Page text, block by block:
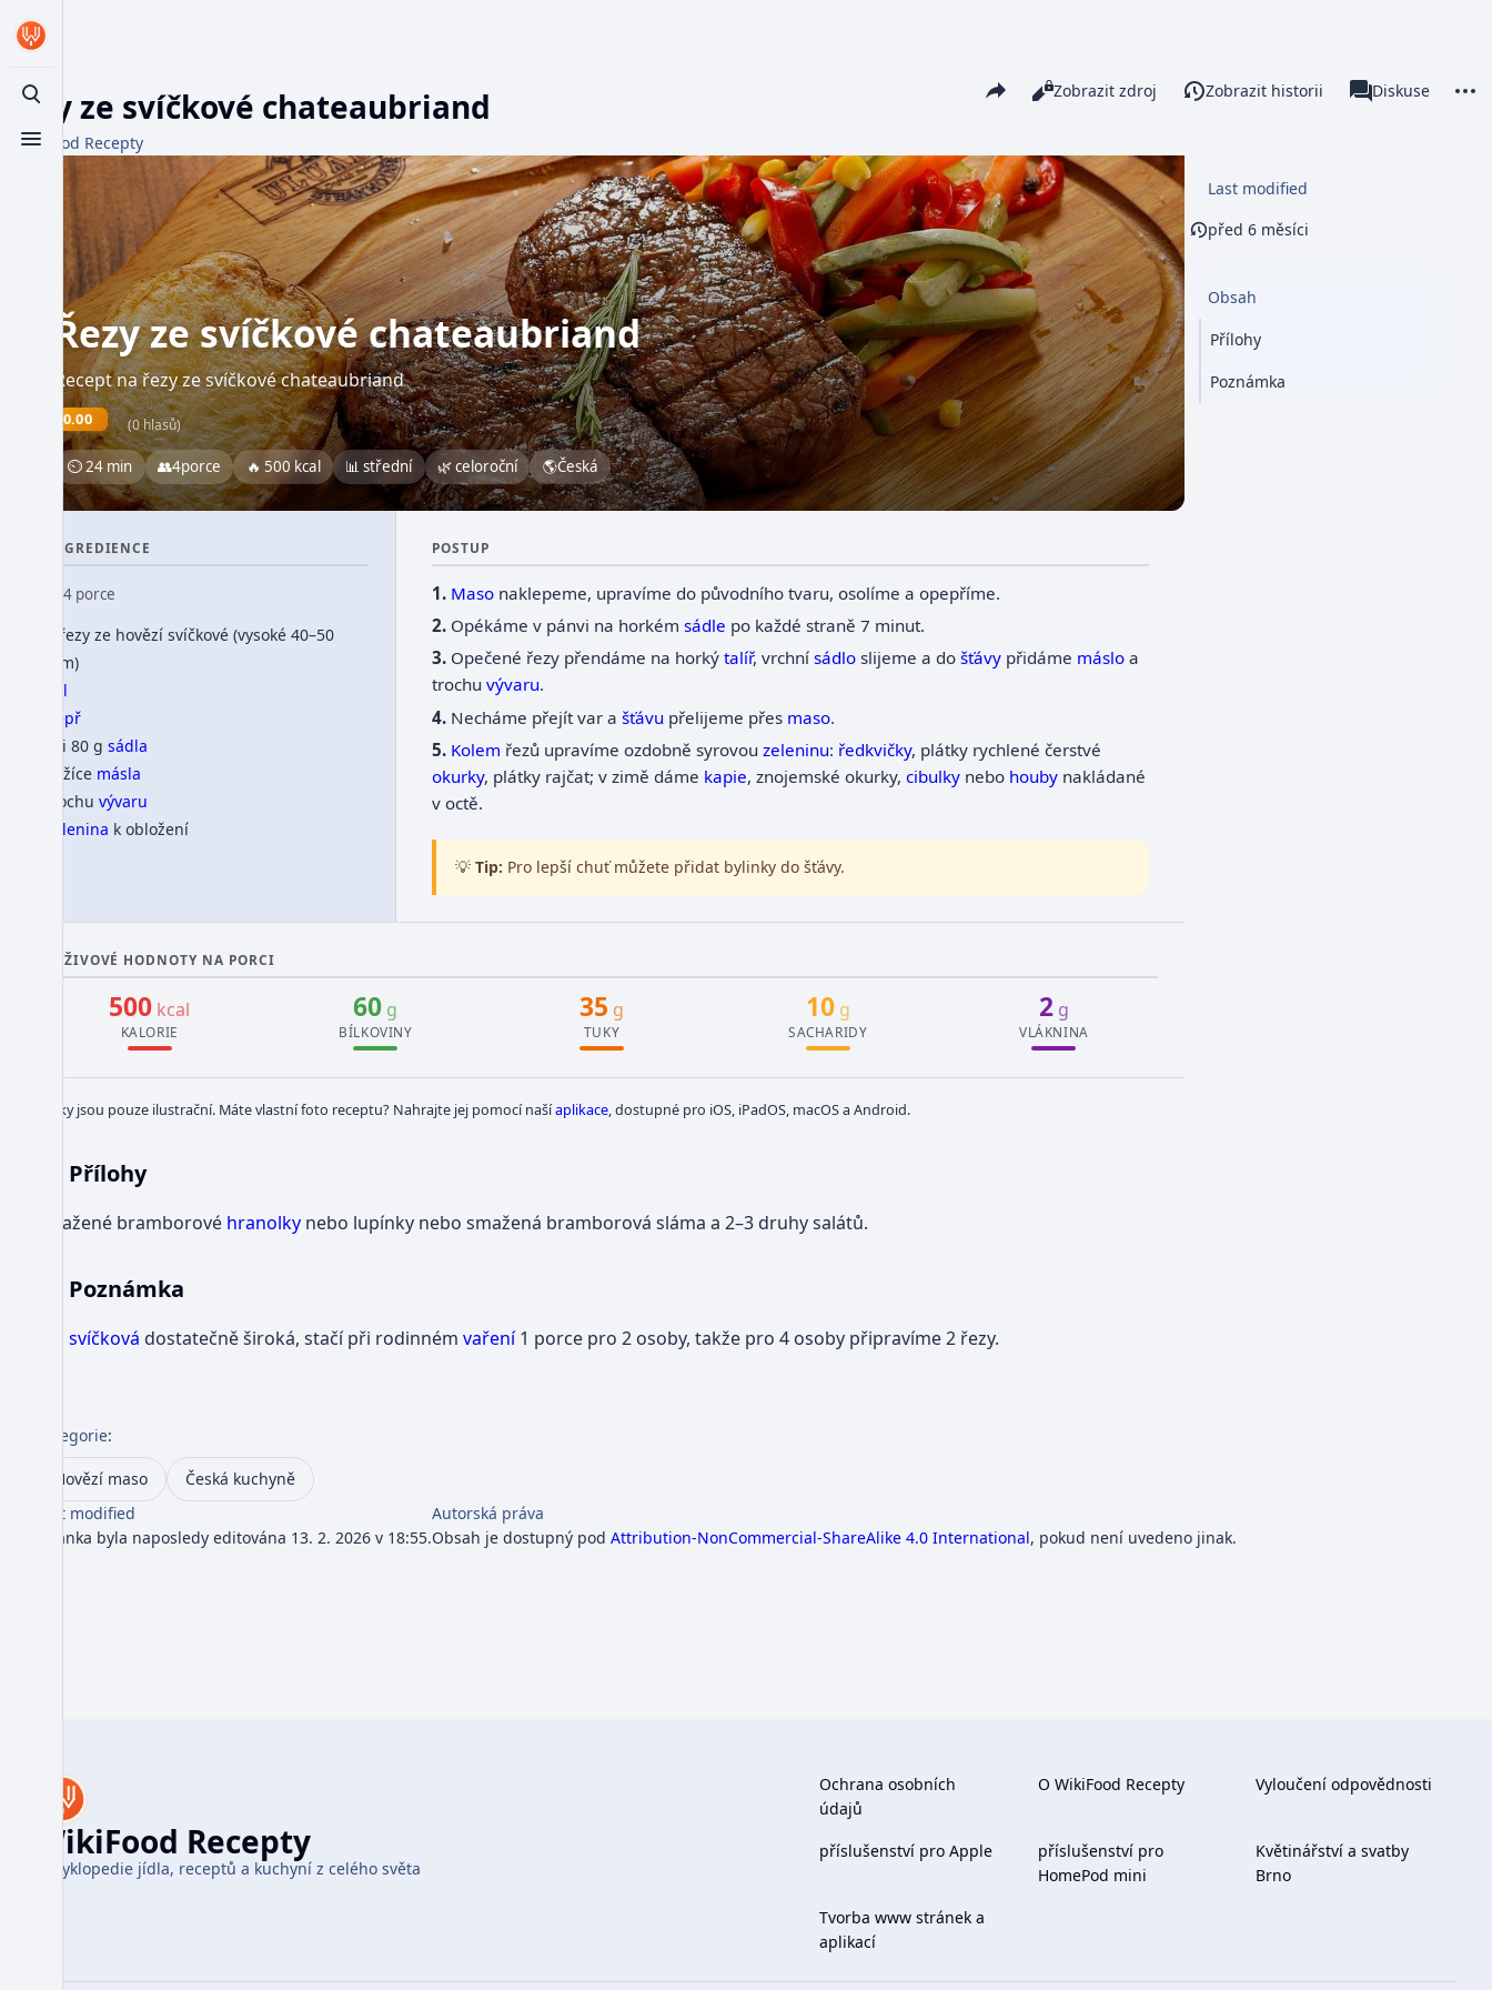
Toggle search
Toggle menu
Řezy ze svíčkové chateaubriand
Z WikiFood Recepty
Share this pageZobrazení
Číst
Zobrazit zdroj Zobrazit historii associated-pages
Stránka
Diskuse
Řezy ze svíčkové chateaubriand
Recept na řezy ze svíčkové chateaubriand
0.00 (0 hlasů)
⏲ 24 min 👥4porce 🔥 500 kcal 📊 střední 🌿 celoroční 🌎Česká
INGREDIENCE
👥 4 porce
4 řezy ze hovězí svíčkové (vysoké 40–50
mm)
sůl
pepř
asi 80 g sádla
1 lžíce másla
trochu vývaru
zelenina k obložení
POSTUP
Masonaklepeme, upravíme do původního tvaru, osolíme a opepříme.
Opékáme v pánvi na horkém sádle po každé straně 7 minut.
Opečené řezy přendáme na horký talíř, vrchní sádloslijeme a do šťávypřidáme másloa
trochu vývaru.
Necháme přejít var a šťávu přelijeme přes maso.
Kolem řezů upravíme ozdobně syrovou zeleninu: ředkvičky, plátky rychlené čerstvé
okurky, plátky rajčat; v zimě dáme kapie, znojemské okurky, cibulkynebo houbynakládané
v octě.
💡Tip: Pro lepší chuť můžete přidat bylinky do šťávy.
VÝŽIVOVÉ HODNOTY NA PORCI
500 kcal
KALORIE
60 g
BÍLKOVINY
35 g
TUKY
10g
SACHARIDY
2g
VLÁKNINA
Obrázky jsou pouze ilustrační. Máte vlastní foto receptu? Nahrajte jej pomocí našíaplikace, dostupné pro iOS, iPadOS, macOS a Android.
Přílohy
Smažené bramborové hranolky nebo lupínky nebo smažená bramborová sláma a 2–3 druhy salátů.
Poznámka
svíčková dostatečně široká, stačí při rodinném vaření1 porce pro 2 osoby, takže pro 4 osoby připravíme 2 řezy.
Last modified
před 6 měsíci
Obsah
Přílohy
Poznámka
Kategorie:
Hovězí maso
Česká kuchyně
Last modified
Stránka byla naposledy editována 13. 2. 2026 v 18:55.
Autorská práva
Obsah je dostupný pod Attribution-NonCommercial-ShareAlike 4.0 International, pokud není uvedeno jinak.
WikiFood Recepty
Encyklopedie jídla, receptů a kuchyní z celého světa
Ochrana osobních
údajů
O WikiFood Recepty Vyloučení odpovědnosti
příslušenství pro Apple
příslušenství pro
HomePod mini
Květinářství a svatby
Brno
Tvorba www stránek a
aplikací